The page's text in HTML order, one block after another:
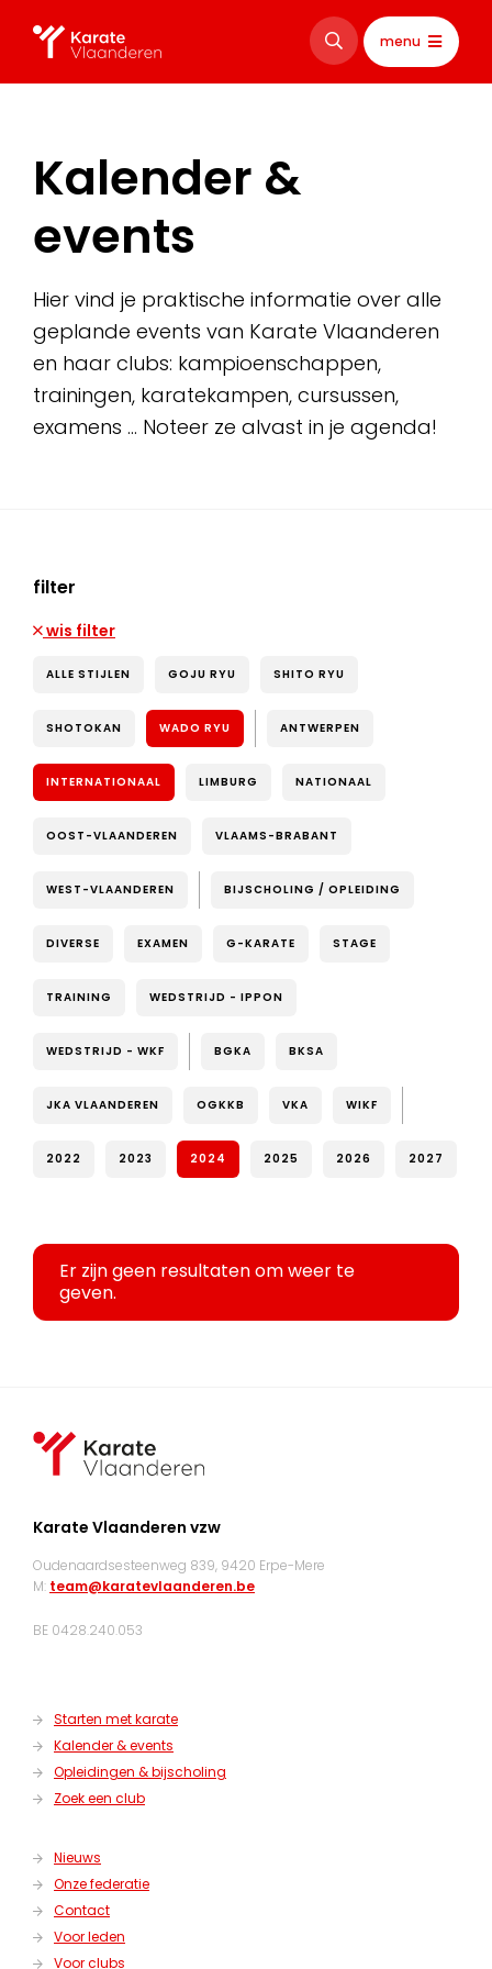
menu
Kalender &
events
Hier vind je praktische informatie over alle
geplande events van Karate Vlaanderen
en haar clubs: kampioenschappen,
trainingen, karatekampen, cursussen,
examens … Noteer ze alvast in je agenda!
filter
wis filter
ALLE STIJLEN GOJU RYU SHITO RYU
SHOTOKAN WADO RYU ANTWERPEN
INTERNATIONAAL LIMBURG NATIONAAL
OOST-VLAANDEREN VLAAMS-BRABANT
WEST-VLAANDEREN BIJSCHOLING / OPLEIDING
DIVERSE EXAMEN G-KARATE STAGE
TRAINING WEDSTRIJD - IPPON
WEDSTRIJD - WKF BGKA BKSA
JKA VLAANDEREN OGKKB VKA WIKF
2022 2023 2024 2025 2026 2027
Er zijn geen resultaten om weer te
geven.
Karate Vlaanderen vzw
Oudenaardsesteenweg 839, 9420 Erpe-Mere
M: team@karatevlaanderen.be
BE 0428.240.053
Starten met karate
Kalender & events
Opleidingen & bijscholing
Zoek een club
Nieuws
Onze federatie
Contact
Voor leden
Voor clubs